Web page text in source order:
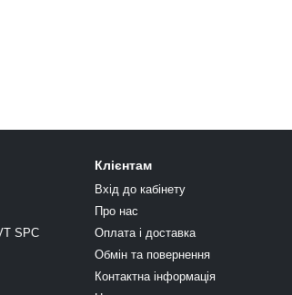
SPC
Клієнтам
Вхід до кабінету
Про нас
Оплата і доставка
Обмін та повернення
Контактна інформація